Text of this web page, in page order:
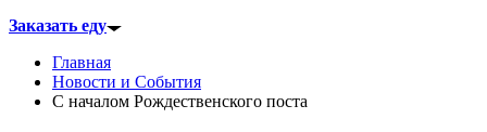
Заказать еду
Главная
Новости и События
С началом Рождественского поста